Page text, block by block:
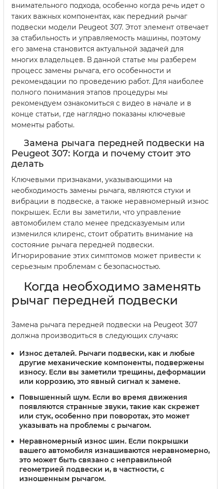
внимательного подхода, особенно когда речь идет о
таких важных компонентах, как передний рычаг
подвески модели Peugeot 307. Этот элемент отвечает
за стабильность и управляемость машины, поэтому
его замена становится актуальной задачей для
многих владельцев. В данной статье мы разберем
процесс замены рычага, его особенности и
рекомендации по проведению работ. Для наиболее
полного понимания этапов процедуры мы
рекомендуем ознакомиться с видео в начале и в
конце статьи, где наглядно показаны ключевые
моменты работы.
Замена рычага передней подвески на
Peugeot 307: Когда и почему стоит это
делать
Ключевыми признаками, указывающими на
необходимость замены рычага, являются стуки и
вибрации в подвеске, а также неравномерный износ
покрышек. Если вы заметили, что управление
автомобилем стало менее предсказуемым или
изменился клиренс, стоит обратить внимание на
состояние рычага передней подвески.
Игнорирование этих симптомов может привести к
серьезным проблемам с безопасностью.
Когда необходимо заменять
рычаг передней подвески
Замена рычага передней подвески на Peugeot 307
должна производиться в следующих случаях:
Износ деталей. Рычаги подвески, как и любые
другие механические компоненты, подвержены
износу. Если вы заметили трещины, деформации
или коррозию, это явный сигнал к замене.
Повышенный шум. Если во время движения
появляются странные звуки, такие как скрежет
или стук, особенно при поворотах, это может
указывать на проблемы с рычагом.
Неравномерный износ шин. Если покрышки
вашего автомобиля изнашиваются неравномерно,
это может быть связано с неправильной
геометрией подвески и, в частности, с
изношенным рычагом.